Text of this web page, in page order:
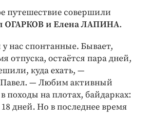
чтиво
года
путешествие совершили
ОГАРКОВ и Елена ЛАПИНА.
нас спонтанные. Бывает,
отпуска, остаётся пара дней,
куда ехать, —
Павел. — Любим активный
походы на плотах, байдарках:
дней. Но в последнее время